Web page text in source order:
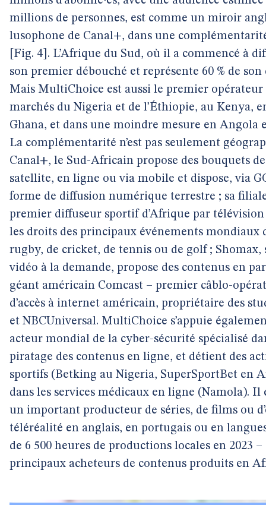
millions de personnes, est comme un miroir
lusophone de Canal+, dans une
[Fig. 4]. L’Afrique du Sud, où il a commencé à
son premier débouché et représente 60 % de son
Mais MultiChoice est aussi le premier opérateur
marchés du Nigeria et de l’Éthiopie, au Kenya,
Ghana, et dans une moindre mesure en Angola
La complémentarité n’est pas seulement
Canal+, le Sud-Africain propose des bouquets
satellite, en ligne ou via mobile et dispose, via
forme de diffusion numérique terrestre ; sa
premier diffuseur sportif d’Afrique par
les droits des principaux événements mondiaux
rugby, de cricket, de tennis ou de golf ; Shomax,
vidéo à la demande, propose des contenus en
géant américain Comcast – premier câblo-
d’accès à internet américain, propriétaire des
et NBCUniversal. MultiChoice s’appuie
acteur mondial de la cyber-sécurité spécialisé
piratage des contenus en ligne, et détient des
sportifs (Betking au Nigeria, SuperSportBet en
dans les services médicaux en ligne (Namola).
un important producteur de séries, de films ou
téléréalité en anglais, en portugais ou en
de 6 500 heures de productions locales en 2023 –
principaux acheteurs de contenus produits en